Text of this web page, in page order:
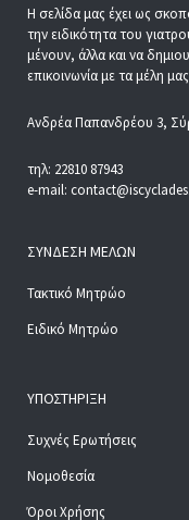
Η σελίδα μας έχει ως
την ειδικότητα του
μένουν, άλλα και να
επικοινωνία με τα μέλη
Ανδρέα Παπανδρέου 3,
τηλ: 22810 87943
e-mail:
ΣΎΝΔΕΣΗ ΜΕΛΏΝ
Τακτικό Μητρώο
Ειδικό Μητρώο
ΥΠΟΣΤΉΡΙΞΗ
Συχνές Ερωτήσεις
Νομοθεσία
Όροι Χρήσης